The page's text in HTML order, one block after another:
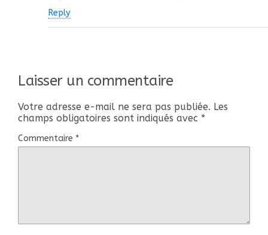
Reply
Laisser un commentaire
Votre adresse e-mail ne sera pas publiée. Les
champs obligatoires sont indiqués avec *
Commentaire *